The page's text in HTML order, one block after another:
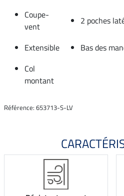
Coupe-
vent
2 poches
Extensible
Bas des
Col
montant
Référence: 653713-S-LV